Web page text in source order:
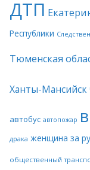
ДТП
Республики
Тюменская
Ханты-Мансийск
автобус автопожар
драка женщина за
общественный